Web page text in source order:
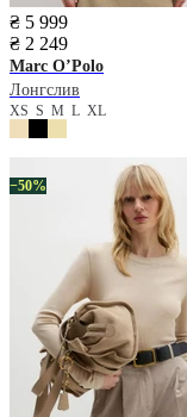
₴ 5 999
₴ 2 249
Marc O’Polo
Лонгслив
XS S M L XL
−50%